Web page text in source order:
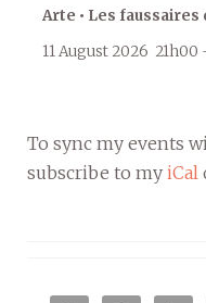
Arte • Les faussaires
11 August 2026 21h00
To sync my events
subscribe to my iCal